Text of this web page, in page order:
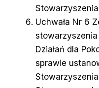
Uchwała Nr 6
stowarzyszenia
Działań dla
sprawie